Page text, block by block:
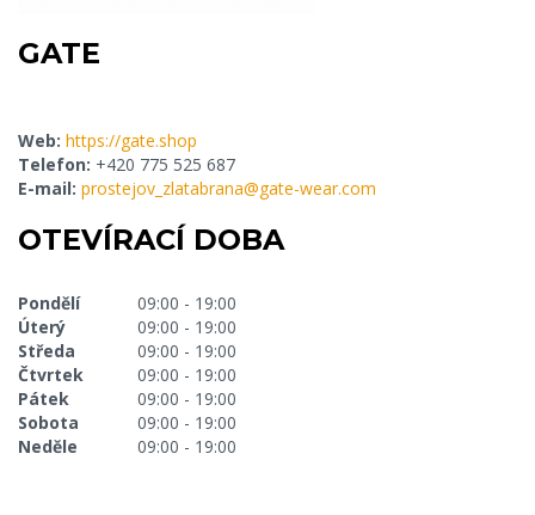
GATE
Web: https://gate.shop
Telefon: +420 775 525 687
E-mail: prostejov_zlatabrana@gate-wear.com
OTEVÍRACÍ DOBA
Pondělí
09:00 - 19:00
Úterý
09:00 - 19:00
Středa
09:00 - 19:00
Čtvrtek
09:00 - 19:00
Pátek
09:00 - 19:00
Sobota
09:00 - 19:00
Neděle
09:00 - 19:00